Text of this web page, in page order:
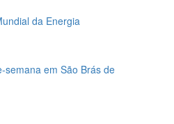
da Energia
semana em São Brás de